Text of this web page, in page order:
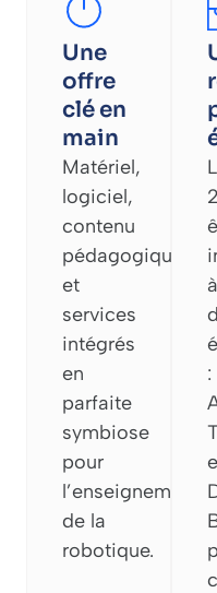
Une
offre
clé en
main
Matériel,
logiciel,
contenu
pédagogique
et
services
intégrés
en
parfaite
symbiose
pour
l’enseignement
de la
robotique.
à
: